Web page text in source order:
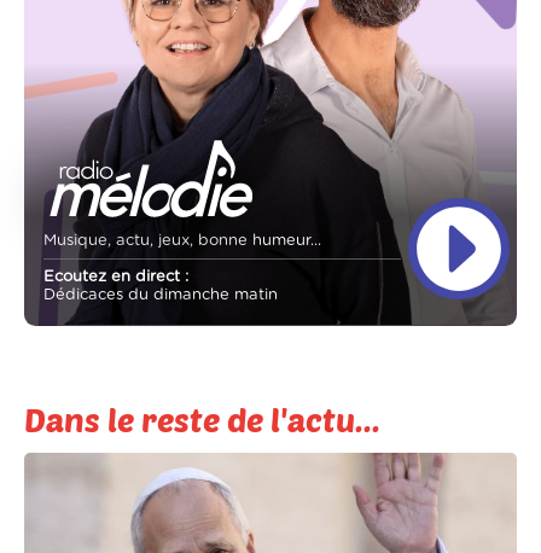
Musique, actu, jeux, bonne humeur...
Ecoutez en direct :
Dédicaces du dimanche matin
Dans le reste de l'actu...